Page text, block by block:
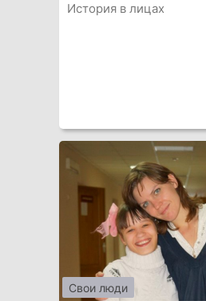
История в лицах
Свои люди